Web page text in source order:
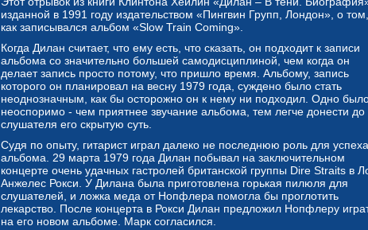
изданной в 1991 году издательством «Пингвин Групп, Лондон», о том,
как записывалcя альбом «Slow Train Coming».
Когда Дилан считает, что ему есть, что сказать, он подходит к записи
альбома со значительно большей самодисциплиной, чем когда он
делает запись просто потому, что пришло время. Альбому, запись
которого он планировал на весну 1979 года, суждено было стать
неоднозначным, как бы осторожно он к нему ни подходил. Одно
неоспоримо - чем приятнее звучание альбома, тем легче донести до
слушателя его скрытую суть.
Судя по опыту, гитарист играл далеко не последнюю роль для успеха
альбома. 29 марта 1979 года Дилан побывал на заключительном
концерте очень удачных гастролей британской группы Dire Straits в
Анжелес Рокси. У Дилана была приготовлена горькая пилюля для
слушателей, и ложка меда от Нопфлера помогла бы проглотить
лекарство. После концерта в Рокси Дилан предложил Нопфлеру
на его новом альбоме. Марк согласился.